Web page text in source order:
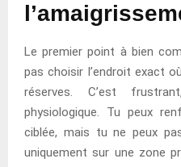
Le premier point à bien
pas choisir l’endroit exact
réserves. C’est
physiologique. Tu peux
ciblée, mais tu ne peux
uniquement sur une zone